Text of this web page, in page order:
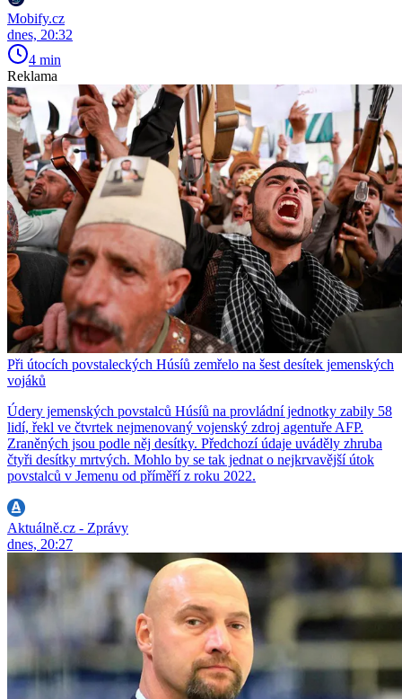
Mobify.cz
dnes, 20:32
4 min
Reklama
Při útocích povstaleckých Húsíů zemřelo na šest desítek jemenských
vojáků
Údery jemenských povstalců Húsíů na provládní jednotky zabily 58
lidí, řekl ve čtvrtek nejmenovaný vojenský zdroj agentuře AFP.
Zraněných jsou podle něj desítky. Předchozí údaje uváděly zhruba
čtyři desítky mrtvých. Mohlo by se tak jednat o nejkrvavější útok
povstalců v Jemenu od příměří z roku 2022.
Aktuálně.cz - Zprávy
dnes, 20:27